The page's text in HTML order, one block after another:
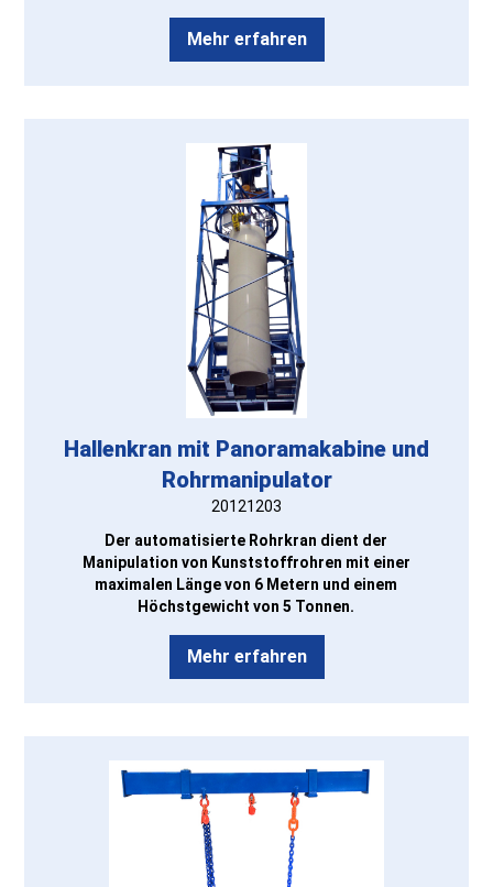
Mehr erfahren
Hallenkran mit Panoramakabine und
Rohrmanipulator
20121203
Der automatisierte Rohrkran dient der
Manipulation von Kunststoffrohren mit einer
maximalen Länge von 6 Metern und einem
Höchstgewicht von 5 Tonnen.
Mehr erfahren